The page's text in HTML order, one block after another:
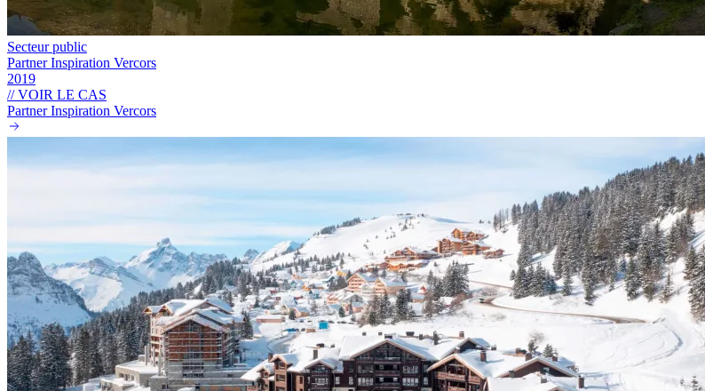
Secteur public
Partner Inspiration Vercors
2019
// VOIR LE CAS
Partner Inspiration Vercors